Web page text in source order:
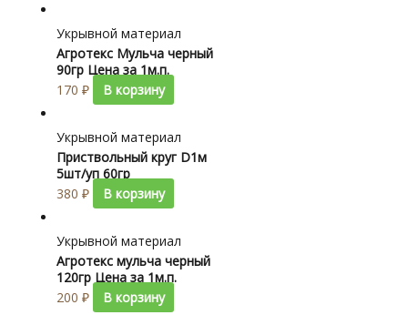
Укрывной материал
Агротекс Мульча черный
90гр Цена за 1м.п.
170 ₽ В корзину
Укрывной материал
Приствольный круг D1м
5шт/уп 60гр
380 ₽ В корзину
Укрывной материал
Агротекс мульча черный
120гр Цена за 1м.п.
200 ₽ В корзину